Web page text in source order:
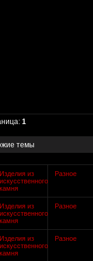
1
темы
Изделия из
искусственного
камня
Разное
Изделия из
искусственного
камня
Разное
Изделия из
искусственного
камня
Разное